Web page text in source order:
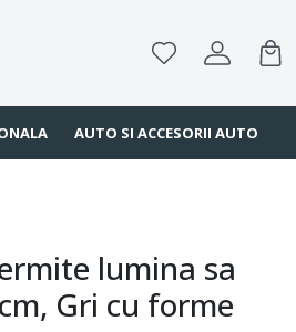
AUTO SI ACCESORII AUTO
lumina sa
Gri cu forme